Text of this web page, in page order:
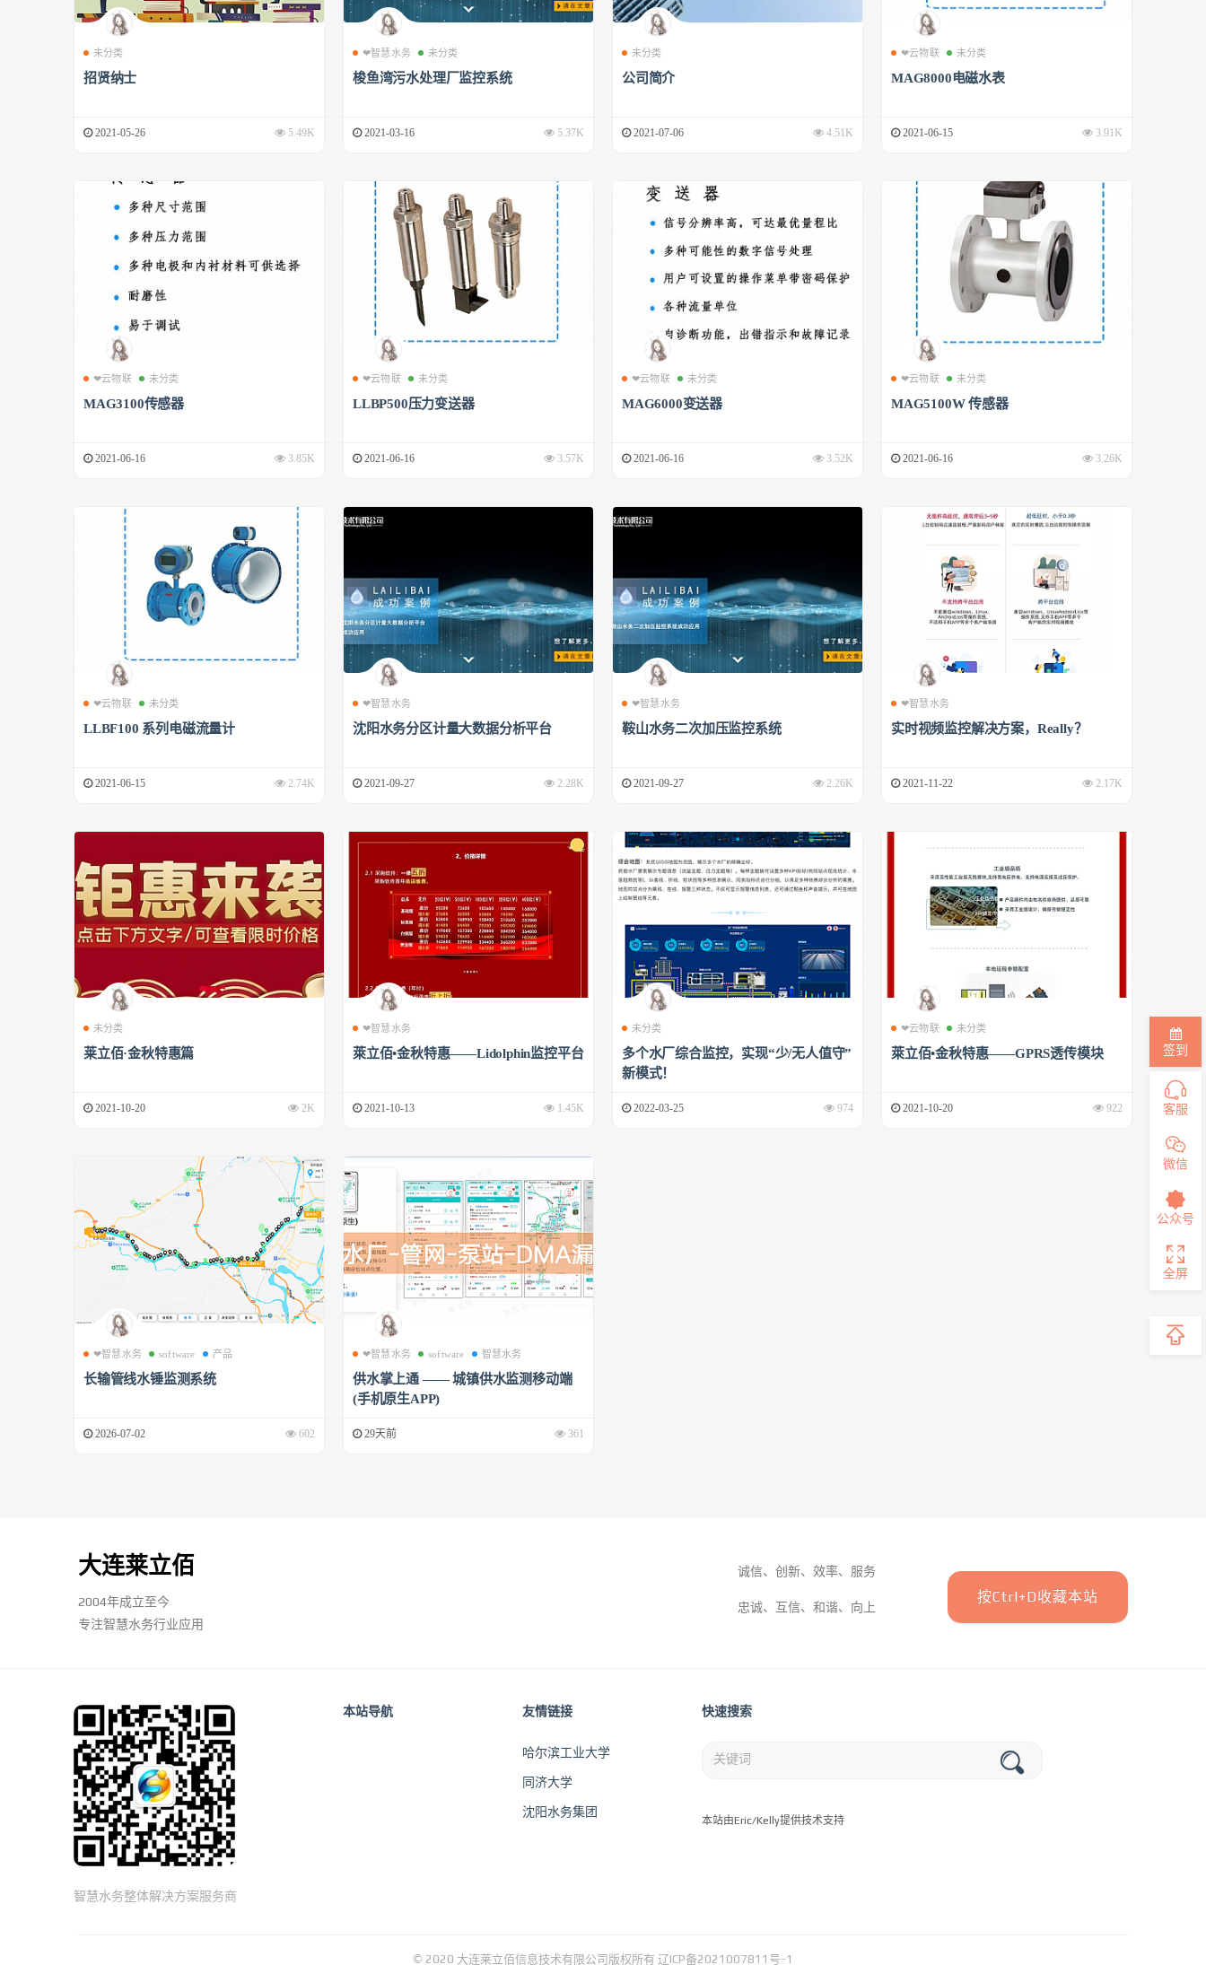
未分类
招贤纳士
2021-05-26 5.49K
❤智慧水务 未分类
梭鱼湾污水处理厂监控系统
2021-03-16 5.37K
未分类
公司简介
2021-07-06 4.51K
❤云物联 未分类
MAG8000电磁水表
2021-06-15 3.91K
❤云物联 未分类
MAG3100传感器
2021-06-16 3.85K
❤云物联 未分类
LLBP500压力变送器
2021-06-16 3.57K
❤云物联 未分类
MAG6000变送器
2021-06-16 3.52K
❤云物联 未分类
MAG5100W 传感器
2021-06-16 3.26K
❤云物联 未分类
LLBF100 系列电磁流量计
2021-06-15 2.74K
❤智慧水务
沈阳水务分区计量大数据分析平台
2021-09-27 2.28K
❤智慧水务
鞍山水务二次加压监控系统
2021-09-27 2.26K
❤智慧水务
实时视频监控解决方案，Really？
2021-11-22 2.17K
未分类
莱立佰·金秋特惠篇
2021-10-20 2K
❤智慧水务
萊立佰•金秋特惠——Lidolphin监控平台
2021-10-13 1.45K
未分类
多个水厂综合监控，实现“少/无人值守”
新模式！
2022-03-25 974
❤云物联 未分类
萊立佰•金秋特惠——GPRS透传模块
2021-10-20 922
❤智慧水务 software 产品
长输管线水锤监测系统
2026-07-02 602
❤智慧水务 software 智慧水务
供水掌上通 —— 城镇供水监测移动端
(手机原生APP)
29天前 361
大连莱立佰
2004年成立至今
专注智慧水务行业应用
按Ctrl+D收藏本站
诚信、创新、效率、服务
忠诚、互信、和谐、向上
智慧水务整体解决方案服务商
本站导航 友情链接
哈尔滨工业大学
同济大学
沈阳水务集团
快速搜索
本站由Eric/Kelly提供技术支持
© 2020 大连莱立佰信息技术有限公司版权所有 辽ICP备2021007811号-1
签到
客服
微信
公众号
全屏